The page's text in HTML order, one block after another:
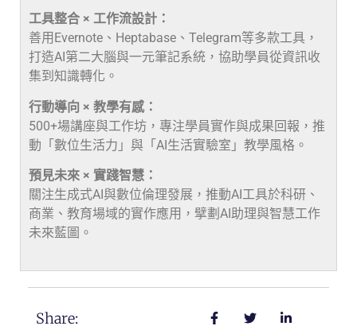
工具整合 × 工作流設計：
善用Evernote、Heptabase、Telegram等多款工具，
打造AI第二大腦與一元筆記系統，協助學員從資訊收
集到知識轉化。
行動導向 × 教學有感：
500+場講座與工作坊，專注學員實作與成果回報，推
動「數位生活力」與「AI生活實驗室」教學風格。
預見未來 × 實踐智慧：
關注生成式AI與數位倫理發展，推動AI工具於科研、
商業、教育場域的實作應用，擘劃AI助理與智慧工作
未來藍圖。
Share: